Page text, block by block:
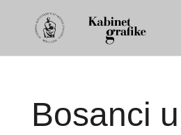
Bosanci u